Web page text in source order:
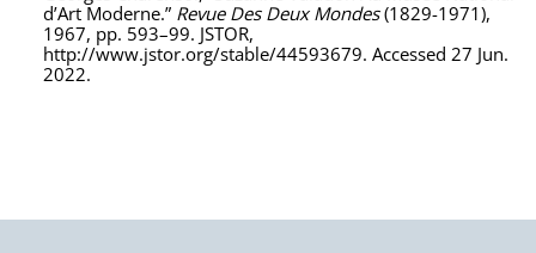
d’Art Moderne.” Revue Des Deux Mondes(1829-1971),
1967, pp. 593–99. JSTOR,
http://www.jstor.org/stable/44593679. Accessed 27 Jun.
2022.